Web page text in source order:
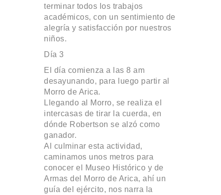
terminar todos los trabajos
académicos, con un sentimiento de
alegría y satisfacción por nuestros
niños.
Día 3
El día comienza a las 8 am
desayunando, para luego partir al
Morro de Arica.
Llegando al Morro, se realiza el
intercasas de tirar la cuerda, en
dónde Robertson se alzó como
ganador.
Al culminar esta actividad,
caminamos unos metros para
conocer el Museo Histórico y de
Armas del Morro de Arica, ahí un
guía del ejército, nos narra la